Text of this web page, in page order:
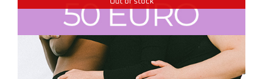
Out of stock